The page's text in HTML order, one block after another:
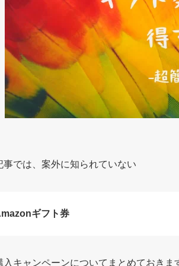
事では、案外に知られていない
ギフト券
入キャンペーンについてまとめておきま